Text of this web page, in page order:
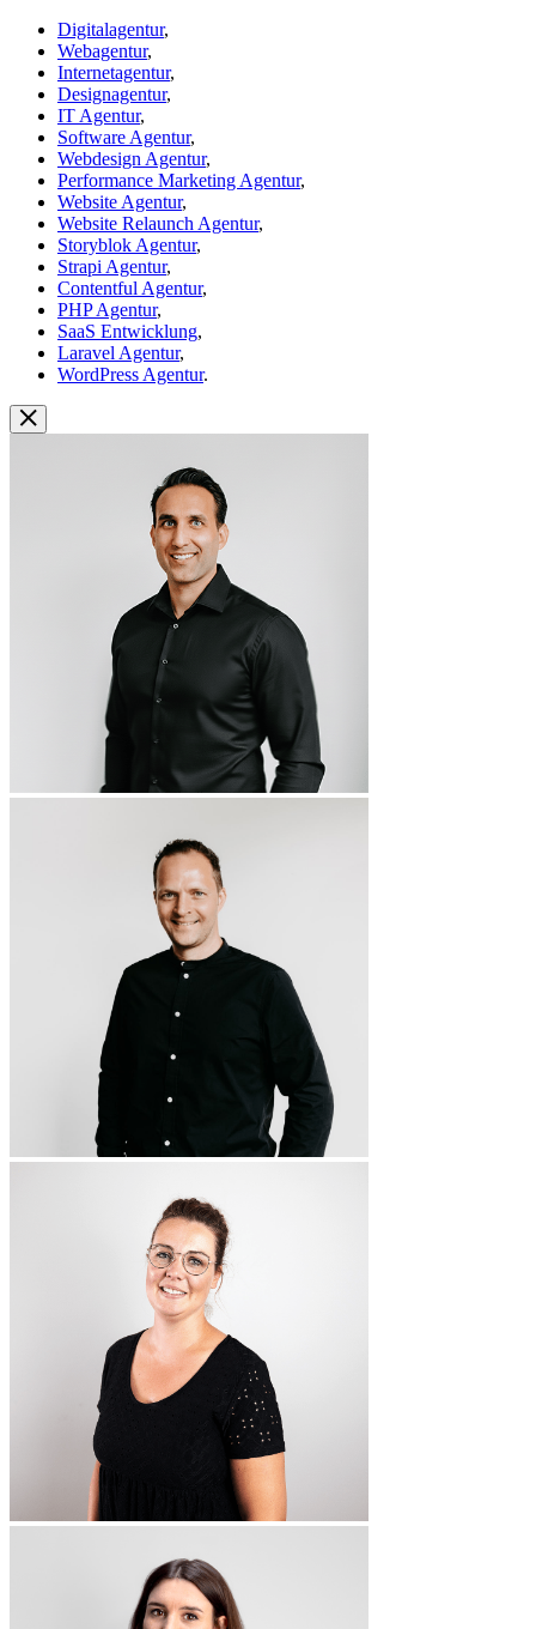
Digitalagentur,
Webagentur,
Internetagentur,
Designagentur,
IT Agentur,
Software Agentur,
Webdesign Agentur,
Performance Marketing Agentur,
Website Agentur,
Website Relaunch Agentur,
Storyblok Agentur,
Strapi Agentur,
Contentful Agentur,
PHP Agentur,
SaaS Entwicklung,
Laravel Agentur,
WordPress Agentur.